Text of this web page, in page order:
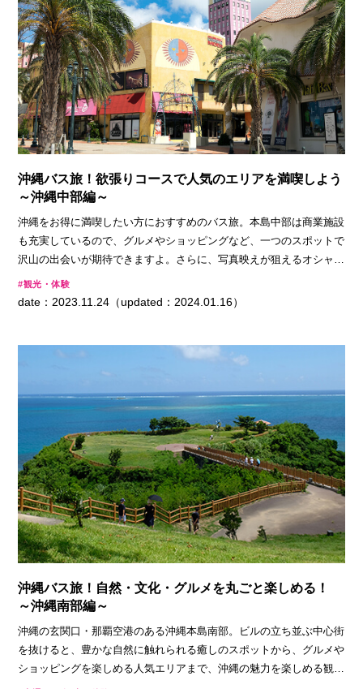
沖縄バス旅！欲張りコースで人気のエリアを満喫しよう
～沖縄中部編～
沖縄をお得に満喫したい方におすすめのバス旅。本島中部は商業施設
も充実しているので、グルメやショッピングなど、一つのスポットで
沢山の出会いが期待できますよ。さらに、写真映えが狙えるオシャレ
なエリアも満載！定番スポットからツウな楽しみ方まで、欲張りさん
のためのバスルートをご紹介します。
観光・体験
date：2023.11.24（updated：2024.01.16）
沖縄バス旅！自然・文化・グルメを丸ごと楽しめる！
～沖縄南部編～
沖縄の玄関口・那覇空港のある沖縄本島南部。ビルの立ち並ぶ中心街
を抜けると、豊かな自然に触れられる癒しのスポットから、グルメや
ショッピングを楽しめる人気エリアまで、沖縄の魅力を楽しめる観光